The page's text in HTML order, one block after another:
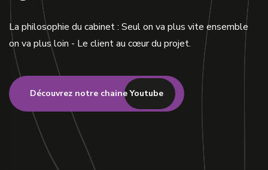
La philosophie du cabinet : Seul on va plus vite ensemble
on va plus loin - Le client au cœur du projet.
Découvrez notre chaine Youtube